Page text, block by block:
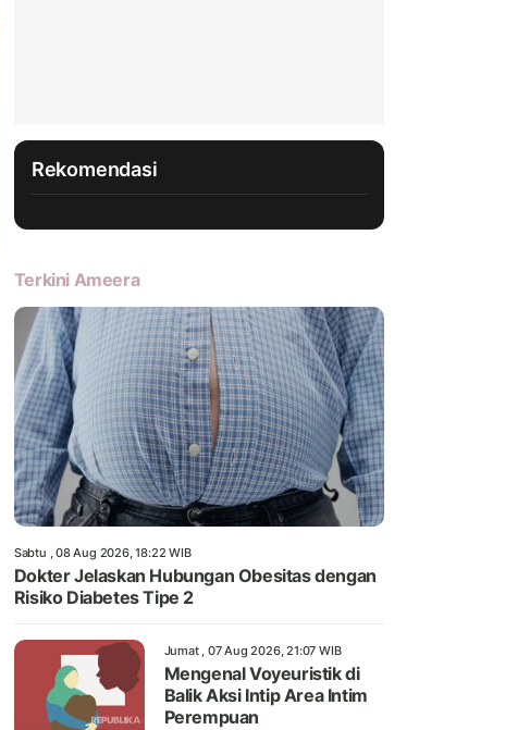
Rekomendasi
Terkini Ameera
Sabtu , 08 Aug 2026, 18:22 WIB
Dokter Jelaskan Hubungan Obesitas dengan
Risiko Diabetes Tipe 2
Jumat , 07 Aug 2026, 21:07 WIB
Mengenal Voyeuristik di
Balik Aksi Intip Area Intim
Perempuan